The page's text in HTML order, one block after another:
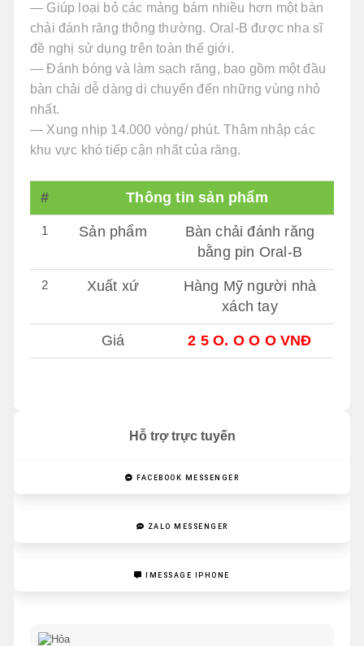
Hỗ trợ trực tuyến
FACEBOOK MESSENGER
ZALO MESSENGER
IMESSAGE IPHONE
— Giúp loại bỏ các mảng bám nhiều hơn một bàn
chải đánh răng thông thường. Oral-B được nha sĩ
đề nghị sử dụng trên toàn thế giới.
— Đánh bóng và làm sạch răng, bao gồm một đầu
bàn chải dễ dàng di chuyển đến những vùng nhỏ
nhất.
— Xung nhịp 14.000 vòng/ phút. Thâm nhập các
khu vực khó tiếp cận nhất của răng.
# Thông tin sản phẩm
1 Sản phẩm
Bàn chải đánh răng
bằng pin Oral-B
2 Xuất xứ
Hàng Mỹ người nhà
xách tay
Giá 2 5 O. O O O VNĐ